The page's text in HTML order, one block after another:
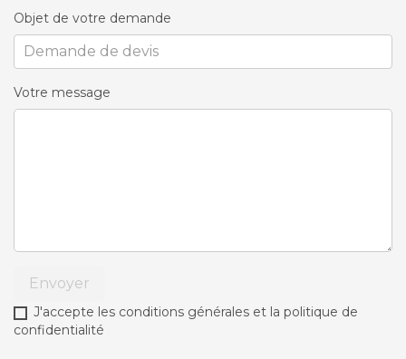
Objet de votre demande
Votre message
Envoyer
J'accepte les conditions générales et la politique de
confidentialité